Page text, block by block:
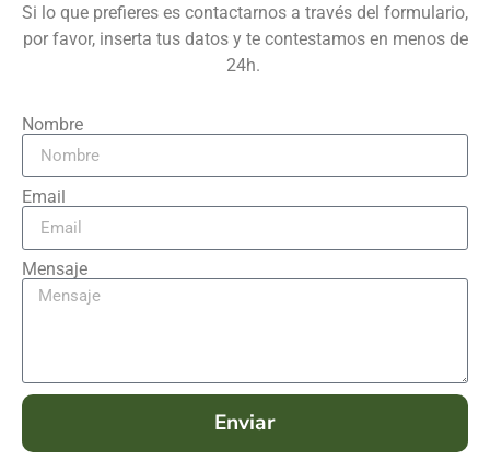
Si lo que prefieres es contactarnos a través del formulario,
por favor, inserta tus datos y te contestamos en menos de
24h.
Nombre
Email
Mensaje
Enviar